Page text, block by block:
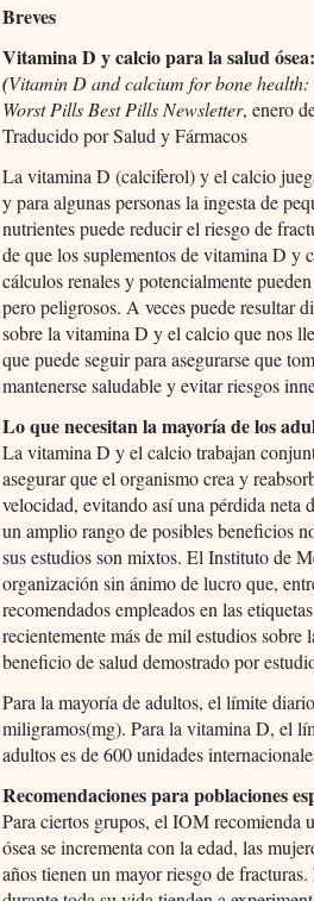
Breves
Vitamina D y calcio para la salud
(Vitamin D and calcium for bone
Worst Pills Best Pills Newsletter, enero
Traducido por Salud y Fármacos
La vitamina D (calciferol) y el calcio
y para algunas personas la ingesta de
nutrientes puede reducir el riesgo de
de que los suplementos de vitamina D y
cálculos renales y potencialmente
pero peligrosos. A veces puede resultar
sobre la vitamina D y el calcio que nos
que puede seguir para asegurarse que
mantenerse saludable y evitar riesgos
Lo que necesitan la mayoría de los
La vitamina D y el calcio trabajan
asegurar que el organismo crea y
velocidad, evitando así una pérdida neta
un amplio rango de posibles beneficios
sus estudios son mixtos. El Instituto de
organización sin ánimo de lucro que,
recomendados empleados en las
recientemente más de mil estudios
beneficio de salud demostrado por
Para la mayoría de adultos, el límite
miligramos(mg). Para la vitamina D, el
adultos es de 600 unidades
Recomendaciones para poblaciones
Para ciertos grupos, el IOM recomienda
ósea se incrementa con la edad, las
años tienen un mayor riesgo de